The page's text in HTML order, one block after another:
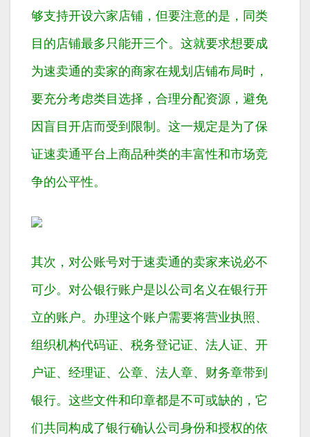
够支持开设六家店铺，但要注意的是，同类
目的店铺最多只能开三个。这就要求想要成
为速卖通的卖家的商家在规划店铺布局时，
要充分考虑类目选择，合理分配资源，避免
因盲目开店而受到限制。这一规定是为了保
证速卖通平台上商品种类的丰富性和市场竞
争的公平性。
其次，对公账号对于速卖通的卖家来说必不
可少。对公银行账户是以公司名义在银行开
立的账户。办理这个账户需要将营业执照、
组织机构代码证、税务登记证、法人证、开
户证、经理证、公章、法人章、财务章带到
银行。这些文件和印章都是不可或缺的，它
们共同构成了银行确认公司身份和授权的依